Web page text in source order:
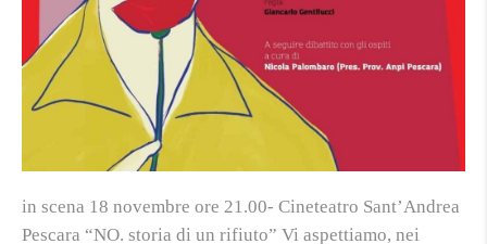
in scena 18 novembre ore 21.00- Cineteatro Sant’Andrea
Pescara “NO. storia di un rifiuto” Vi aspettiamo, nei